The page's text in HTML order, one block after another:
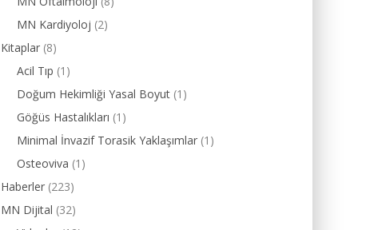
MN Kardiyoloj (2)
Kitaplar (8)
Acil Tıp (1)
Doğum Hekimliği Yasal Boyut (1)
Göğüs Hastalıkları (1)
Minimal İnvazif Torasik Yaklaşımlar (1)
Osteoviva (1)
Haberler (223)
MN Dijital (32)